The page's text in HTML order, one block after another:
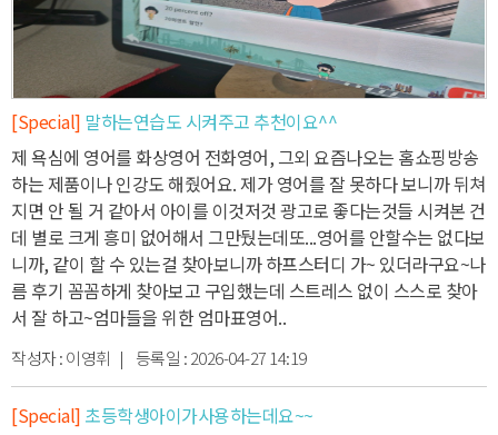
[Special] 말하는연습도 시켜주고 추천이요^^
제 욕심에 영어를 화상영어 전화영어, 그외 요즘나오는 홈쇼핑방송
하는 제품이나 인강도 해줬어요. 제가 영어를 잘 못하다 보니까 뒤쳐
지면 안 될 거 같아서 아이를 이것저것 광고로 좋다는것들 시켜본 건
데 별로 크게 흥미 없어해서 그만뒀는데또...영어를 안할수는 없다보
니까, 같이 할 수 있는걸 찾아보니까 하프스터디 가~ 있더라구요~나
름 후기 꼼꼼하게 찾아보고 구입했는데 스트레스 없이 스스로 찾아
서 잘 하고~엄마들을 위한 엄마표영어..
작성자 :이영휘 | 등록일 :2026-04-27 14:19
[Special] 초등학생아이가사용하는데요~~